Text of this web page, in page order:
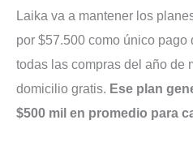
Laika va a mantener los
por $57.500 como único pago
todas las compras del año de
domicilio gratis. Ese plan
$500 mil en promedio para